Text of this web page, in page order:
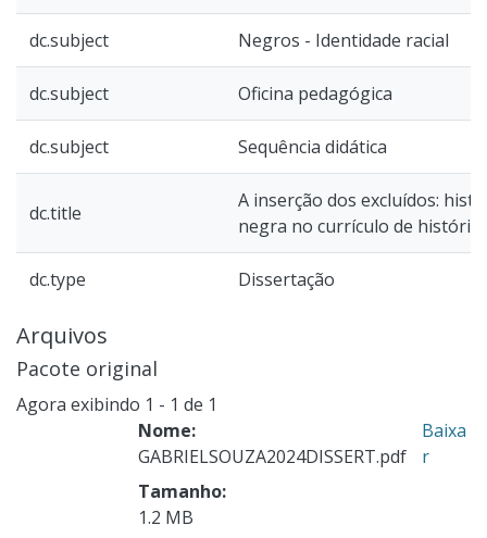
dc.subject Negros - Identidade racial
dc.subject Oficina pedagógica
dc.subject Sequência didática
dc.title
A inserção dos excluídos:
negra no currículo de história
dc.type Dissertação
Arquivos
Pacote original
Agora exibindo 1 - 1 de 1
Nome:
GABRIELSOUZA2024DISSERT.pdf
Tamanho:
1.2 MB
Baixa
r